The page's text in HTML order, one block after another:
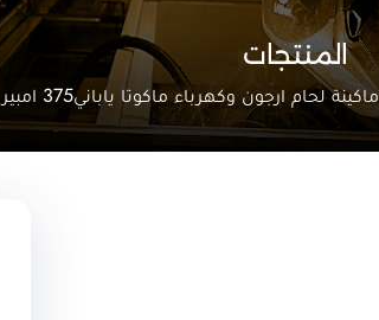
المنتجات
ماكينة لحام ارجون وكهرباء ماكوتا ياباني375 امبير